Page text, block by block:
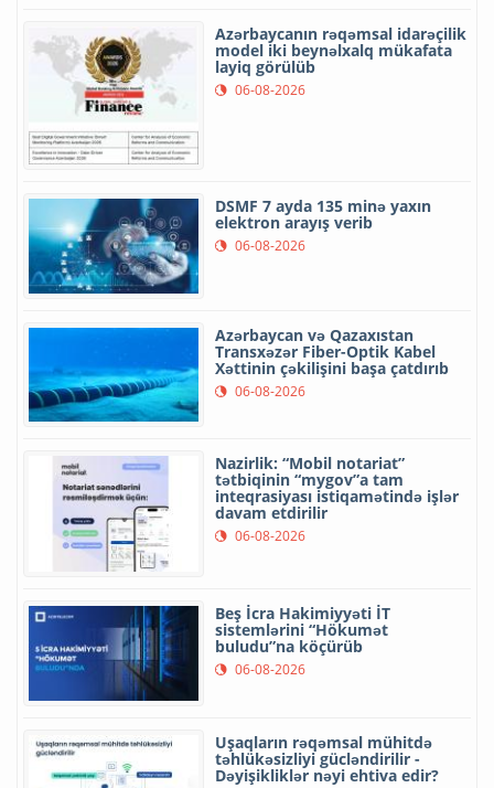
Azərbaycanın rəqəmsal idarəçilik
model iki beynəlxalq mükafata
layiq görülüb
06-08-2026
DSMF 7 ayda 135 minə yaxın
elektron arayış verib
06-08-2026
Azərbaycan və Qazaxıstan
Transxəzər Fiber-Optik Kabel
Xəttinin çəkilişini başa çatdırıb
06-08-2026
Nazirlik: “Mobil notariat”
tətbiqinin “mygov”a tam
inteqrasiyası istiqamətində işlər
davam etdirilir
06-08-2026
Beş İcra Hakimiyyəti İT
sistemlərini “Hökumət
buludu”na köçürüb
06-08-2026
Uşaqların rəqəmsal mühitdə
təhlükəsizliyi gücləndirilir -
Dəyişikliklər nəyi ehtiva edir?